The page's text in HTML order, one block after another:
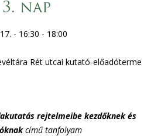
nap
- 16:30 - 18:00
Rét utcai kutató-előadóterme
rejtelmeibe kezdőknek és
című tanfolyam